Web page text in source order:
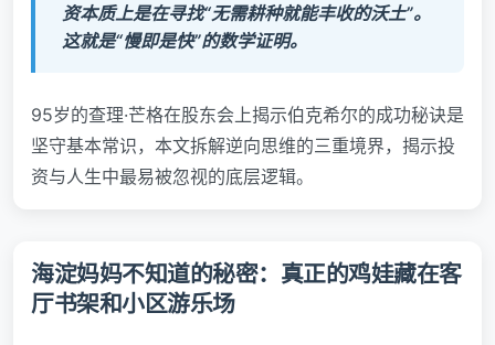
资本质上是在寻找“无需耕种就能丰收的沃土”。
这就是“慢即是快”的数学证明。
95岁的查理·芒格在股东会上揭示伯克希尔的成功秘诀是
坚守基本常识，本文拆解逆向思维的三重境界，揭示投
资与人生中最易被忽视的底层逻辑。
海淀妈妈不知道的秘密：真正的鸡娃藏在客
厅书架和小区游乐场